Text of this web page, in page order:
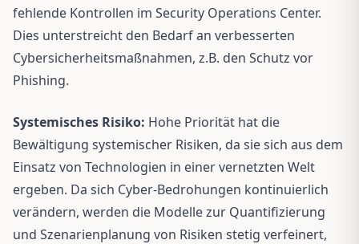
fehlende Kontrollen im Security Operations Center.
Dies unterstreicht den Bedarf an verbesserten
Cybersicherheitsmaßnahmen, z.B. den Schutz vor
Phishing.
Systemisches Risiko: Hohe Priorität hat die
Bewältigung systemischer Risiken, da sie sich aus dem
Einsatz von Technologien in einer vernetzten Welt
ergeben. Da sich Cyber-Bedrohungen kontinuierlich
verändern, werden die Modelle zur Quantifizierung
und Szenarienplanung von Risiken stetig verfeinert,